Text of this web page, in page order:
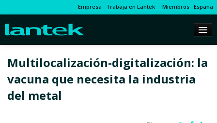
Empresa Trabaja en Lantek Miembros España
Multilocalización-digitalización: la
vacuna que necesita la industria
del metal